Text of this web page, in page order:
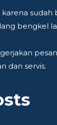
sudah
bengkel
dan servis.